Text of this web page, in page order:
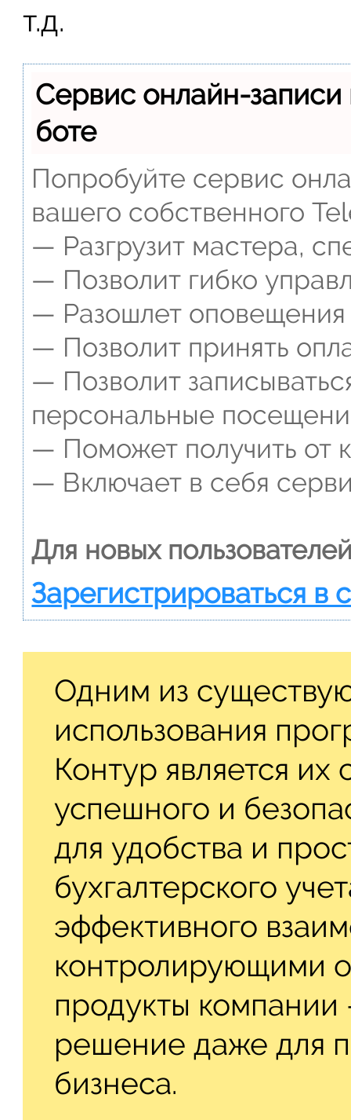
т.д.
Сервис онлайн-
боте
Попробуйте сервис
вашего собственного
— Разгрузит мастера,
— Позволит гибко
— Разошлет оповещения
— Позволит принять
— Позволит
персональные
— Поможет получить от
— Включает в себя
Для новых
Зарегистрироваться в
Одним из
использования
Контур является их
успешного и
для удобства и
бухгалтерского
эффективного
контролирующими
продукты
решение даже для
бизнеса.